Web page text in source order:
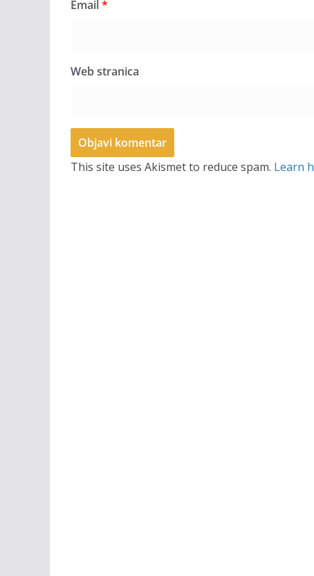
Email*
Web stranica
This site uses Akismet to reduce spam. Learn